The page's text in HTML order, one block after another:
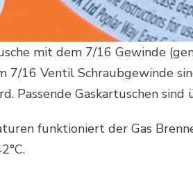
mit dem 7/16 Gewinde
7/16 Ventil Schraubgewinde
Passende Gaskartuschen
funktioniert der Gas